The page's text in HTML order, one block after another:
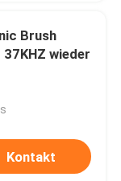
Brush
wieder
Kontakt